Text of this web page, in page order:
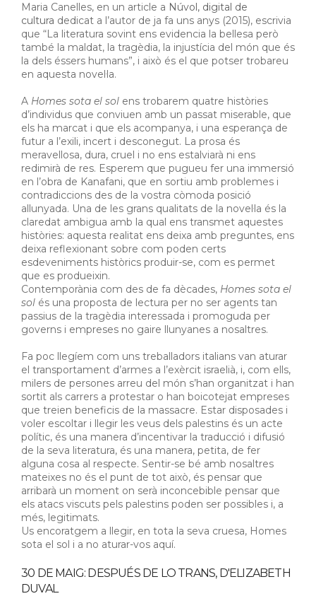
Maria Canelles, en un article a Núvol, digital de
cultura dedicat a l’autor de ja fa uns anys (2015), escrivia
que “La literatura sovint ens evidencia la bellesa però
també la maldat, la tragèdia, la injustícia del món que és
la dels éssers humans”, i això és el que potser trobareu
en aquesta novel·la.
A Homes sota el sol ens trobarem quatre històries
d’individus que conviuen amb un passat miserable, que
els ha marcat i que els acompanya, i una esperança de
futur a l’exili, incert i desconegut. La prosa és
meravellosa, dura, cruel i no ens estalviarà ni ens
redimirà de res. Esperem que pugueu fer una immersió
en l’obra de Kanafani, que en sortiu amb problemes i
contradiccions des de la vostra còmoda posició
allunyada. Una de les grans qualitats de la novel·la és la
claredat ambigua amb la qual ens transmet aquestes
històries: aquesta realitat ens deixa amb preguntes, ens
deixa reflexionant sobre com poden certs
esdeveniments històrics produir-se, com es permet
que es produeixin.
Contemporània com des de fa dècades, Homes sota el
sol és una proposta de lectura per no ser agents tan
passius de la tragèdia interessada i promoguda per
governs i empreses no gaire llunyanes a nosaltres.
Fa poc llegíem com uns treballadors italians van aturar
el transportament d’armes a l’exèrcit israelià, i, com ells,
milers de persones arreu del món s’han organitzat i han
sortit als carrers a protestar o han boicotejat empreses
que treien beneficis de la massacre. Estar disposades i
voler escoltar i llegir les veus dels palestins és un acte
polític, és una manera d’incentivar la traducció i difusió
de la seva literatura, és una manera, petita, de fer
alguna cosa al respecte. Sentir-se bé amb nosaltres
mateixes no és el punt de tot això, és pensar que
arribarà un moment on serà inconcebible pensar que
els atacs viscuts pels palestins poden ser possibles i, a
més, legitimats.
Us encoratgem a llegir, en tota la seva cruesa, Homes
sota el sol i a no aturar-vos aquí.
30 DE MAIG: DESPUÉS DE LO TRANS, D'ELIZABETH
DUVAL